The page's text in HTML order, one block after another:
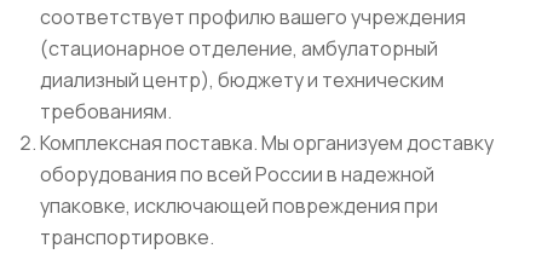
соответствует профилю вашего учреждения
(стационарное отделение, амбулаторный
диализный центр), бюджету и техническим
требованиям.
Комплексная поставка. Мы организуем доставку
оборудования по всей России в надежной
упаковке, исключающей повреждения при
транспортировке.